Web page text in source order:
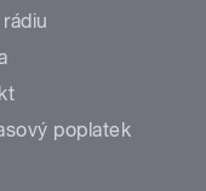
poplatek